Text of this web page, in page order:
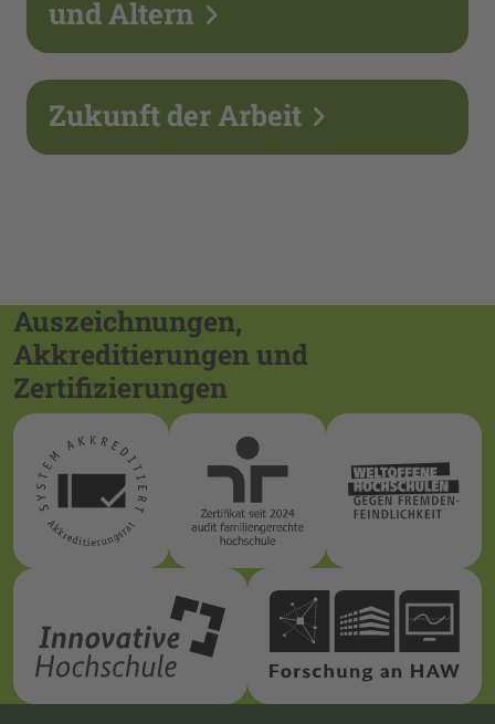
und Altern
Zukunft der Arbeit
Auszeichnungen,
Akkreditierungen und
Zertifizierungen